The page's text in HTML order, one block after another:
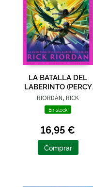
LA BATALLA DEL
LABERINTO (PERCY
JACKSON Y LOS
DIOSES DEL OLIMPO 4)
RIORDAN, RICK
En stock
16,95 €
Comprar